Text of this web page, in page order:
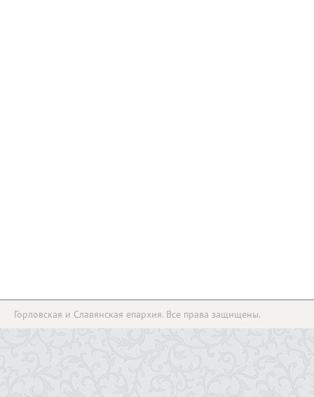
Горловская и Славянская епархия. Все права защищены.